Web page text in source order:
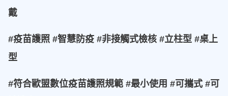
戴
#疫苗護照 #智慧防疫 #非接觸式檢核 #立柱型 #桌上
型
#符合歐盟數位疫苗護照規範 #最小使用 #可攜式 #可